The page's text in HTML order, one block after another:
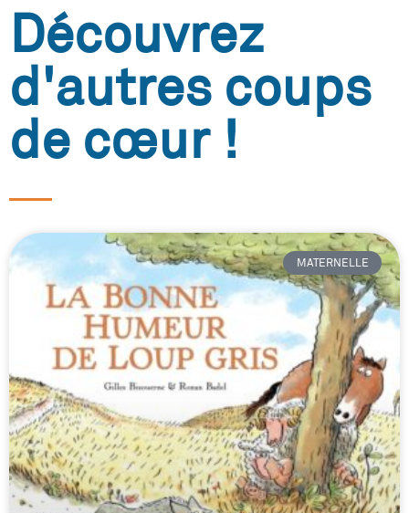
Découvrez
d'autres coups
de cœur !
MATERNELLE